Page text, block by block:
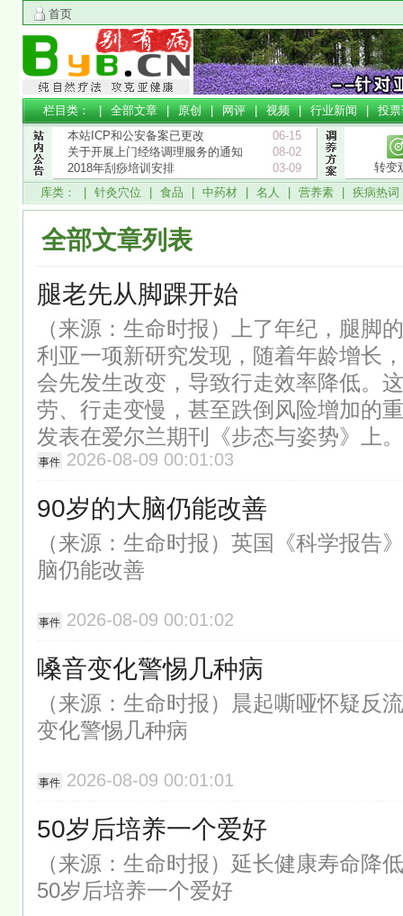
首页
栏目类： |全部文章|原创|网评|视频|行业新闻|投
本站ICP和公安备案已更改
06-15
关于开展上门经络调理服务的通知
08-02
2018年刮痧培训安排
03-09
转变
库类： | 针灸穴位 食品 中药材 名人 营养素 疾病热词
全部文章列表
腿老先从脚踝开始
（来源：生命时报）上了年纪，腿脚
利亚一项新研究发现，随着年龄增长
会先发生改变，导致行走效率降低。
劳、行走变慢，甚至跌倒风险增加的
发表在爱尔兰期刊《步态与姿势》上。
事件 2026-08-09 00:01:03
90岁的大脑仍能改善
（来源：生命时报）英国《科学报告
脑仍能改善
事件 2026-08-09 00:01:02
嗓音变化警惕几种病
（来源：生命时报）晨起嘶哑怀疑反
变化警惕几种病
事件 2026-08-09 00:01:01
50岁后培养一个爱好
（来源：生命时报）延长健康寿命降
50岁后培养一个爱好